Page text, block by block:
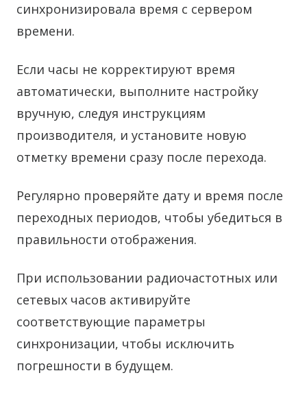
синхронизировала время с сервером
времени.
Если часы не корректируют время
автоматически, выполните настройку
вручную, следуя инструкциям
производителя, и установите новую
отметку времени сразу после перехода.
Регулярно проверяйте дату и время после
переходных периодов, чтобы убедиться в
правильности отображения.
При использовании радиочастотных или
сетевых часов активируйте
соответствующие параметры
синхронизации, чтобы исключить
погрешности в будущем.